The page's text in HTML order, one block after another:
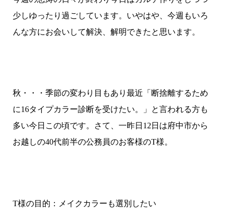
少しゆったり過ごしています。いやはや、今週もいろ
んな方にお会いして解決、解明できたと思います。
秋・・・季節の変わり目もあり最近「断捨離するため
に16タイプカラー診断を受けたい。」と言われる方も
多い今日この頃です。さて、一昨日12日は府中市から
お越しの40代前半の公務員のお客様のT様。
T様の目的：メイクカラーも選別したい